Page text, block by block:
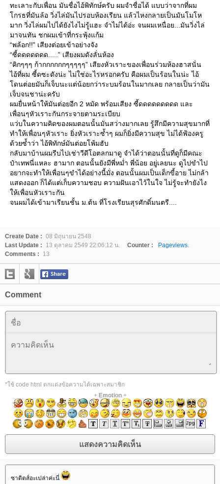
ทะเลาะกับเพื่อน มันชื่อไอ้พิทักษ์ครับ ผมจำชื่อได้ แบบว่าจากที่ผม
โกรธที่มันล้อ วิ่งไล่มันไปรอบห้องเรียน แล้วไหงกลายเป็นมันโมโห
มาก วิ่งไล่ผมไปได้ยังไงไม่รู้แฮะ จำไม่ได้อ่ะ จนผมเหนื่อย...มันวิ่งไล่
มาจนทัน ชกผมเข้าที่กระพุ้งแก้ม
“พล้อก!!” เสียงต่อยเข้าอย่างจัง
“ซี้ดดดดดดด.....” เสียงผมดังลั่นห้อง
“คิกๆๆๆ ก้ากกกกกกๆๆๆๆๆ” เสียงหัวเราะของเพื่อนร่วมห้องฮาสนั่น
ไอ้ที่ผม ซี้ดซะดังน่ะ ไม่ใช่อะไรหรอกครับ คือผมเป็นร้อนในน่ะ ไอ้
โดนต่อยมันก็เจ็บนะแต่น้อยกว่าระบมร้อนในมากเลย กลายเป็นว่ามัน
เจ็บจนชาน่ะครับ
ผมยื่นหน้าให้มันต่อยอีก 2 หมัด พร้อมเสียง ซี้ดดดดดดดดด และ
เพื่อนๆหัวเราะกันกระจายตามระเบียบ
แว่บในความคิดของผมตอนนั้นมันสว่างมากเลย รู้สึกมีความสุขมากที่
ทำให้เพื่อนๆหัวเราะ ยิ่งหัวเราะซ้ำๆ ผมก็ยิ่งมีความสุข ไม่ได้ฟ้องครู
ด้วยซ้ำว่า ไอ้พิทักษ์มันต่อยโพ้มฮับ
กลับมาบ้านผมรีบไปเช่าวีดีโอตลกมาดู จำได้ว่าตอนนั้นที่ดูก็มีคณะ
ป๋าเทพนี่แหละ ฮามาก ตอนนั้นยังมีพี่หม่ำ พี่น้อย อยู่เลยนะ ดูไปขำไป
อยากจะทำให้เพื่อนๆขำได้อย่างนี้มั่ง ตอนนั้นผมเป็นเด็กขี้อาย ไม่กล้า
แสดงออก ก็ได้แต่เก็บความชอบ ความฝันเอาไว้ในใจ ไม่รู้จะทำยังไง
ให้เพื่อนหัวเราะกัน
จนผมได้เข้ามาเรียนชั้น ม.ต้น ที่โรงเรียนสุรศักดิ์มนตรี....
Create Date : 08 มิถุนายน 2548
Last Update :
13 ตุลาคม 2549 22:06:12 น. Counter :
Pageviews.
Comments :
13
Comment
*ใช้ code html ตกแต่งข้อความได้เฉพาะสมาชิก
+ Emotion+
ซาดิตส์อะเปล่าค่ะนี่